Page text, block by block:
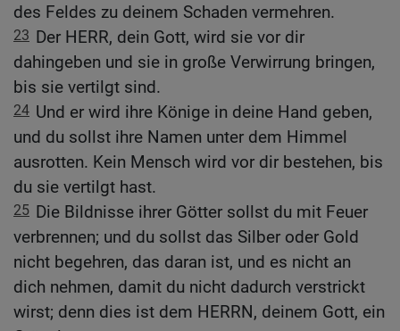
des Feldes zu deinem Schaden vermehren.
23 Der HERR, dein Gott, wird sie vor dir
dahingeben und sie in große Verwirrung bringen,
bis sie vertilgt sind.
24 Und er wird ihre Könige in deine Hand geben,
und du sollst ihre Namen unter dem Himmel
ausrotten. Kein Mensch wird vor dir bestehen, bis
du sie vertilgt hast.
25 Die Bildnisse ihrer Götter sollst du mit Feuer
verbrennen; und du sollst das Silber oder Gold
nicht begehren, das daran ist, und es nicht an
dich nehmen, damit du nicht dadurch verstrickt
wirst; denn dies ist dem HERRN, deinem Gott, ein